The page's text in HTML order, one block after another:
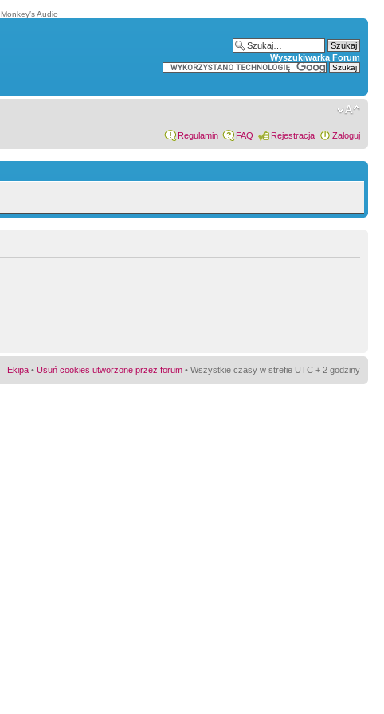
Monkey′s Audio
Wyszukiwarka Forum
Regulamin FAQ Rejestracja Zaloguj
Ekipa • Usuń cookies utworzone przez forum • Wszystkie czasy w strefie UTC + 2 godziny